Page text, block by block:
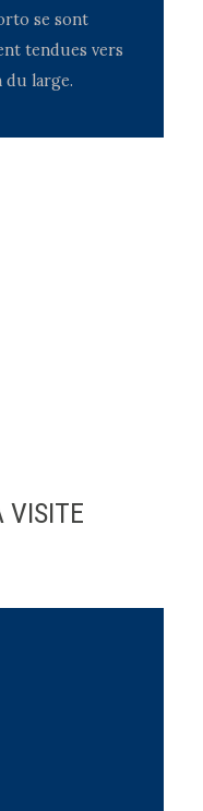
se sont
tendues vers
du large.
VISITE